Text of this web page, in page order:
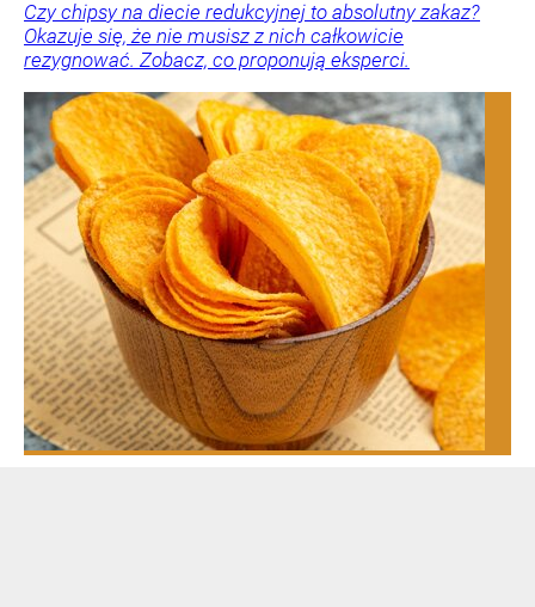
Czy chipsy na diecie redukcyjnej to absolutny zakaz?
Okazuje się, że nie musisz z nich całkowicie
rezygnować. Zobacz, co proponują eksperci.